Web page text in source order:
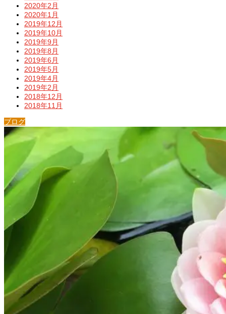
2020年2月
2020年1月
2019年12月
2019年10月
2019年9月
2019年8月
2019年6月
2019年5月
2019年4月
2019年2月
2018年12月
2018年11月
ブログ